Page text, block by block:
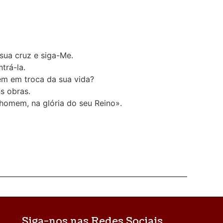
cruz e siga-Me.
la.
em troca da sua vida?
obras.
na glória do seu Reino».